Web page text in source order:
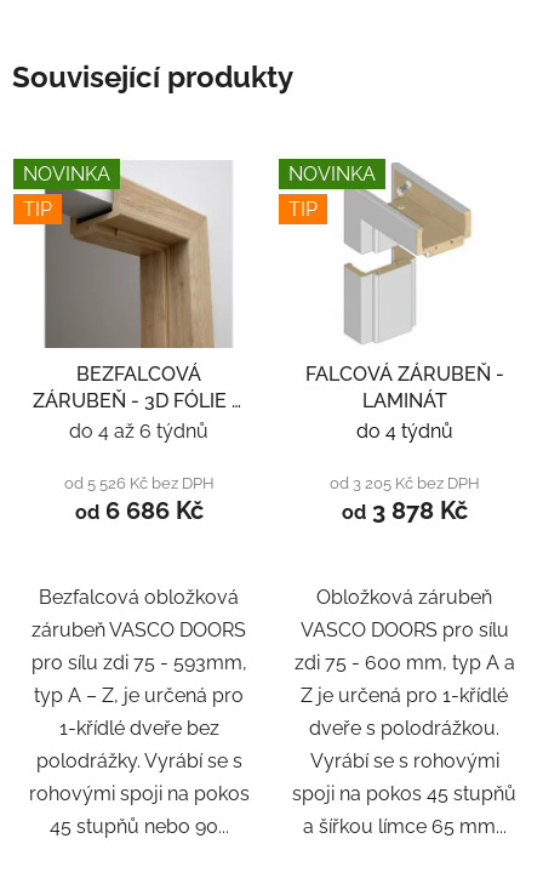
Související produkty
NOVINKA
TIP
BEZFALCOVÁ
ZÁRUBEŇ - 3D FÓLIE A
LAMINÁT
do 4 až 6 týdnů
od 5 526 Kč bez DPH
od6 686 Kč
Bezfalcová obložková
zárubeň VASCO DOORS
pro sílu zdi 75 - 593mm,
typ A – Z, je určená pro
1-křídlé dveře bez
polodrážky. Vyrábí se s
rohovými spoji na pokos
45 stupňů nebo 90...
NOVINKA
TIP
FALCOVÁ ZÁRUBEŇ -
LAMINÁT
do 4 týdnů
od 3 205 Kč bez DPH
od3 878 Kč
Obložková zárubeň
VASCO DOORS pro sílu
zdi 75 - 600 mm, typ A a
Z je určená pro 1-křídlé
dveře s polodrážkou.
Vyrábí se s rohovými
spoji na pokos 45 stupňů
a šířkou límce 65 mm...